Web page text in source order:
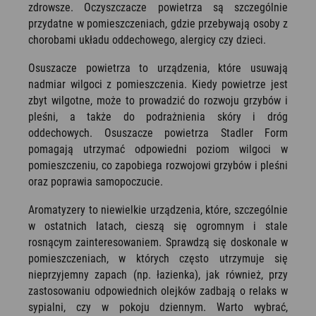
zdrowsze. Oczyszczacze powietrza są szczególnie
przydatne w pomieszczeniach, gdzie przebywają osoby z
chorobami układu oddechowego, alergicy czy dzieci.
Osuszacze powietrza to urządzenia, które usuwają
nadmiar wilgoci z pomieszczenia. Kiedy powietrze jest
zbyt wilgotne, może to prowadzić do rozwoju grzybów i
pleśni, a także do podrażnienia skóry i dróg
oddechowych. Osuszacze powietrza Stadler Form
pomagają utrzymać odpowiedni poziom wilgoci w
pomieszczeniu, co zapobiega rozwojowi grzybów i pleśni
oraz poprawia samopoczucie.
Aromatyzery to niewielkie urządzenia, które, szczególnie
w ostatnich latach, cieszą się ogromnym i stale
rosnącym zainteresowaniem. Sprawdzą się doskonale w
pomieszczeniach, w których często utrzymuje się
nieprzyjemny zapach (np. łazienka), jak również, przy
zastosowaniu odpowiednich olejków zadbają o relaks w
sypialni, czy w pokoju dziennym. Warto wybrać,